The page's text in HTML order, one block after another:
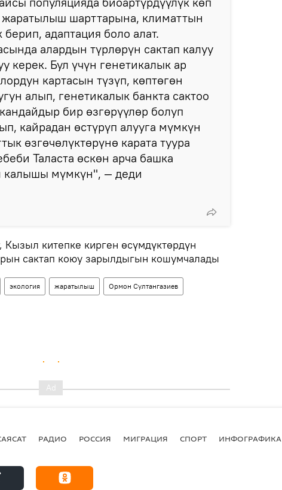
шарттарына, климаттын
адаптация боло алат.
алардын түрлөрүн сактап калуу
керек. Бул үчүн генетикалык ар
картасын түзүп, көптөгөн
алып, генетикалык банкта сактоо
бир өзгөрүүлөр болуп
кайрадан өстүрүп алууга мүмкүн
өзгөчөлүктөрүнө карата туура
Таласта өскөн арча башка
калышы мүмкүн", — деди
китепке кирген өсүмдүктөрдүн
сактап коюу зарылдыгын кошумчалады
экология жаратылыш Ормон Султангазиев
РАДИО РОССИЯ МИГРАЦИЯ СПОРТ ИНФОГРАФИКА